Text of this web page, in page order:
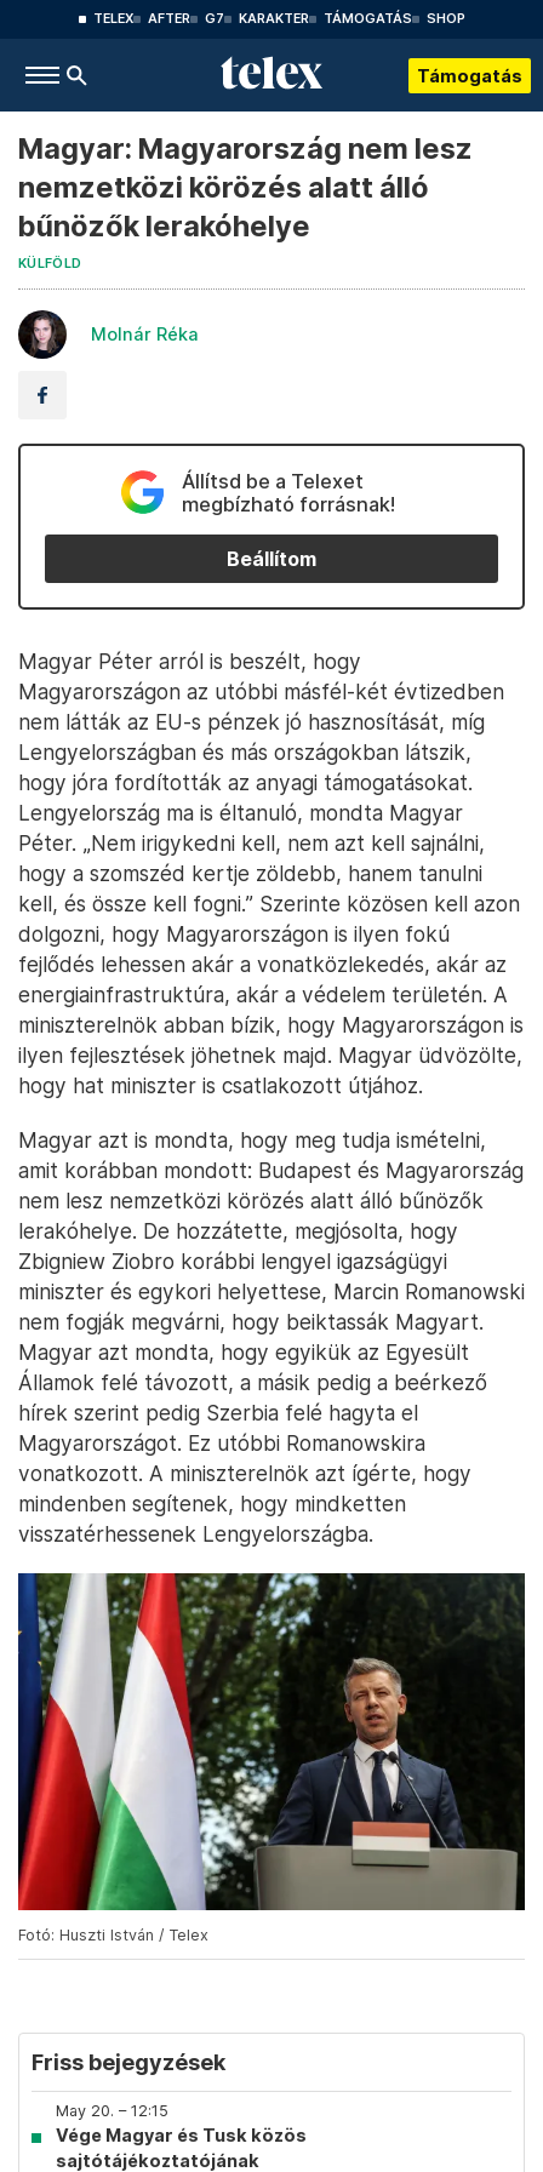
TELEX AFTER G7 KARAKTER TÁMOGATÁS SHOP
Támogatás
Magyar: Magyarország nem lesz
nemzetközi körözés alatt álló
bűnözők lerakóhelye
KÜLFÖLD
Molnár Réka
Állítsd be a Telexet
megbízható forrásnak!
Beállítom
Magyar Péter arról is beszélt, hogy
Magyarországon az utóbbi másfél-két évtizedben
nem látták az EU-s pénzek jó hasznosítását, míg
Lengyelországban és más országokban látszik,
hogy jóra fordították az anyagi támogatásokat.
Lengyelország ma is éltanuló, mondta Magyar
Péter. „Nem irigykedni kell, nem azt kell sajnálni,
hogy a szomszéd kertje zöldebb, hanem tanulni
kell, és össze kell fogni.” Szerinte közösen kell azon
dolgozni, hogy Magyarországon is ilyen fokú
fejlődés lehessen akár a vonatközlekedés, akár az
energiainfrastruktúra, akár a védelem területén. A
miniszterelnök abban bízik, hogy Magyarországon is
ilyen fejlesztések jöhetnek majd. Magyar üdvözölte,
hogy hat miniszter is csatlakozott útjához.
Magyar azt is mondta, hogy meg tudja ismételni,
amit korábban mondott: Budapest és Magyarország
nem lesz nemzetközi körözés alatt álló bűnözők
lerakóhelye. De hozzátette, megjósolta, hogy
Zbigniew Ziobro korábbi lengyel igazságügyi
miniszter és egykori helyettese, Marcin Romanowski
nem fogják megvárni, hogy beiktassák Magyart.
Magyar azt mondta, hogy egyikük az Egyesült
Államok felé távozott, a másik pedig a beérkező
hírek szerint pedig Szerbia felé hagyta el
Magyarországot. Ez utóbbi Romanowskira
vonatkozott. A miniszterelnök azt ígérte, hogy
mindenben segítenek, hogy mindketten
visszatérhessenek Lengyelországba.
Fotó: Huszti István / Telex
Friss bejegyzések
May 20. – 12:15
Vége Magyar és Tusk közös
sajtótájékoztatójának